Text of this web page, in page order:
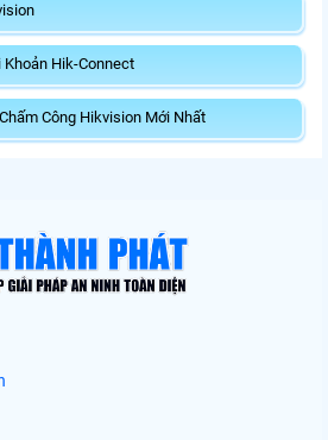
Khoản Hik-Connect
Công Hikvision Mới Nhất